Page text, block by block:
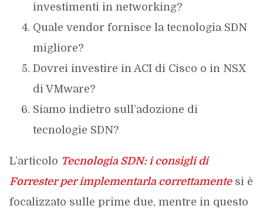
investimenti in networking?
Quale vendor fornisce la tecnologia SDN
migliore?
Dovrei investire in ACI di Cisco o in NSX
di VMware?
Siamo indietro sull’adozione di
tecnologie SDN?
L’articolo Tecnologia SDN: i consigli di
Forrester per implementarla correttamentesi è
focalizzato sulle prime due, mentre in questo